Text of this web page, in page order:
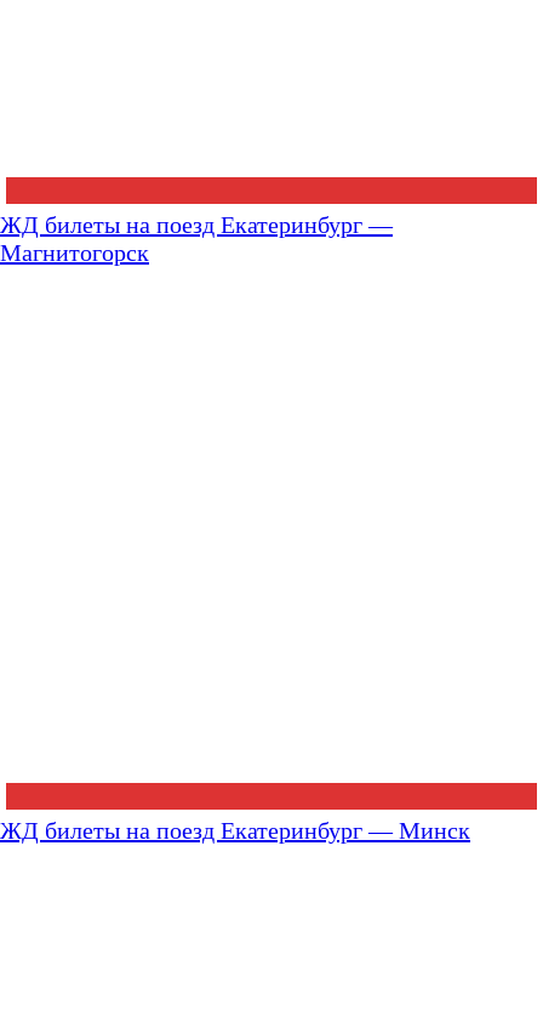
ЖД билеты на поезд Екатеринбург —
Магнитогорск
ЖД билеты на поезд Екатеринбург — Минск